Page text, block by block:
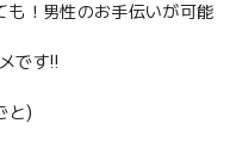
も！男性のお手伝いが可能
です‼️
と)